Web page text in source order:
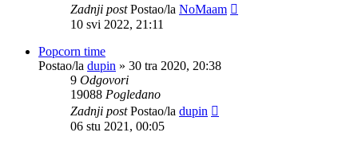
Zadnji postPostao/la NoMaam
10 svi 2022, 21:11
Popcorn time
Postao/la dupin » 30 tra 2020, 20:38
9 Odgovori
19088 Pogledano
Zadnji postPostao/la dupin
06 stu 2021, 00:05